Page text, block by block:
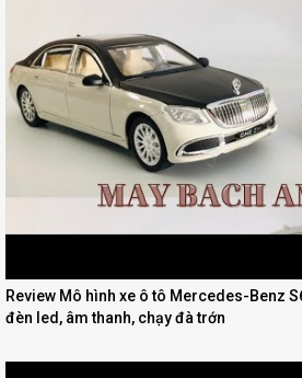
Review Mô hình xe ô tô Mercedes-Benz
đèn led, âm thanh, chạy đà trớn